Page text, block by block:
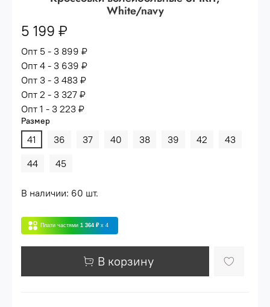
White/navy
5 199 ₽
Опт 5 - 3 899 ₽
Опт 4 - 3 639 ₽
Опт 3 - 3 483 ₽
Опт 2 - 3 327 ₽
Опт 1 - 3 223 ₽
Размер
41 36 37 40 38 39 42
43
44
45
В наличии: 60 шт.
Плати частями 1 364 ₽ x 4
В корзину